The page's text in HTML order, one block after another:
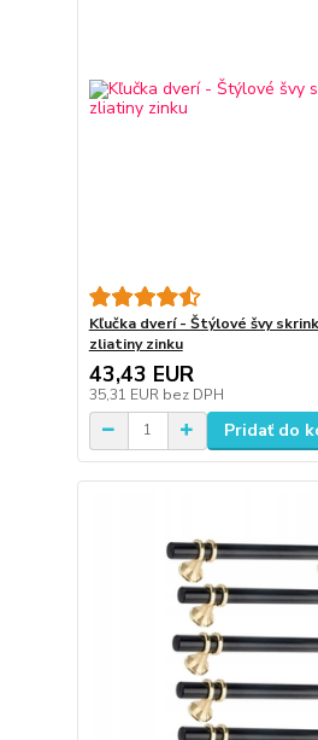
Kľučka dverí - Štýlové švy
zliatiny zinku
43,43 EUR
35,31 EUR bez DPH
Pridať do